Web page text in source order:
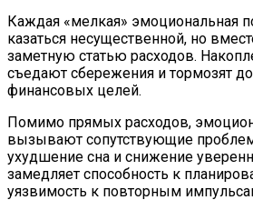
Каждая «мелкая» эмоциональная
казаться несущественной, но
заметную статью расходов.
съедают сбережения и тормозят
финансовых целей.
Помимо прямых расходов,
вызывают сопутствующие
ухудшение сна и снижение
замедляет способность к
уязвимость к повторным